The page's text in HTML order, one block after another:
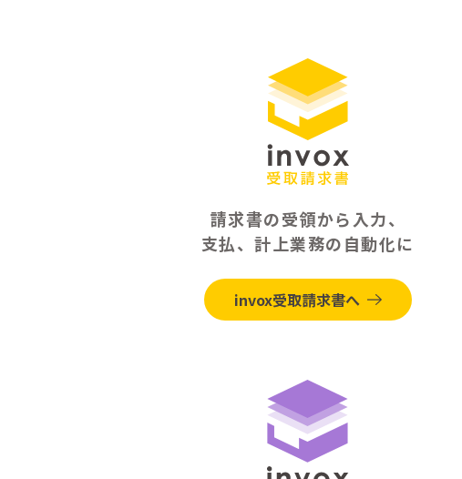
請求書の受領から入力、
支払、計上業務の自動化に
invox受取請求書へ